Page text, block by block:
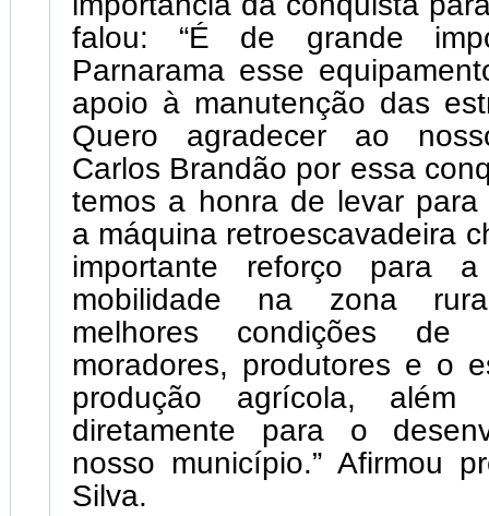
falou: “É de grande
Parnarama esse
apoio à manutenção das
Quero agradecer ao
Carlos Brandão por essa
temos a honra de levar para
a máquina retroescavadeira
importante reforço para
mobilidade na zona
melhores condições de
moradores, produtores e o
produção agrícola, além
diretamente para o
nosso município.” Afirmou
Silva.